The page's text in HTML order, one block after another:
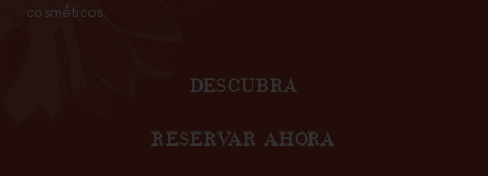
cosméticos.
DESCUBRA
RESERVAR AHORA